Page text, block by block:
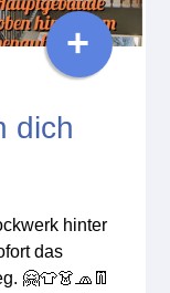
dich
hinter
das
🤗👕👗🧢👖
+